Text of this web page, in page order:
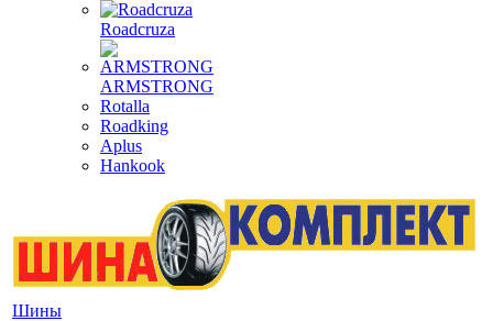
Roadcruza
ARMSTRONG
Rotalla
Roadking
Aplus
Hankook
Шины